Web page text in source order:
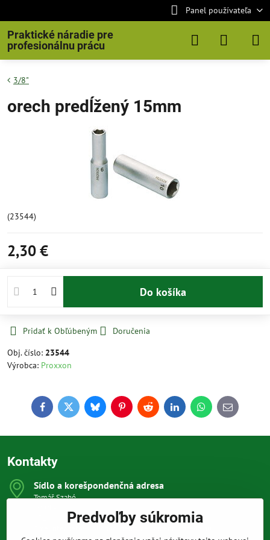
Panel používateľa
Praktické náradie pre
profesionálnu prácu
3/8"
orech predĺžený 15mm
(23544)
2,30 €
Do košíka
Pridať k Obľúbeným
Doručenia
Obj. číslo: 23544
Výrobca: Proxxon
FacebookTwitterBlueskyPinterestReddit LinkedInWhatsApp
E-
mail
Kontakty
Sídlo a korešpondenčná adresa
Tomáš Szabó
851 03 Bratislava
Sme internetový obchod, nemáme kamennú predajňu.
Predvoľby súkromia